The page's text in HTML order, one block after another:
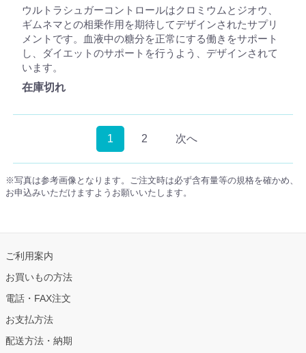
ウルトラシュガーコントロールはクロミウムとジオウ、
ギムネマとの相乗作用を期待してデザインされたサプリ
メントです。血液中の糖分を正常にする働きをサポート
し、ダイエットのサポートを行うよう、デザインされて
います。
在庫切れ
1 2 次へ
※写真は参考画像となります。ご注文時は必ず含有量等の規格を確かめ、
お申込みいただけますようお願いいたします。
ご利用案内
お買いもの方法
電話・FAX注文
お支払方法
配送方法・納期